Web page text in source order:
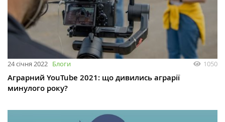
24 січня 2022 Блоги 1050
Аграрний YouTube 2021: що дивились аграрії
минулого року?